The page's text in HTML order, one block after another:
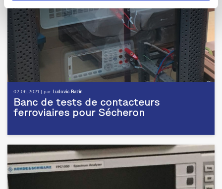
02.06.2021 | par Ludovic Bazin
Banc de tests de contacteurs
ferroviaires pour Sécheron